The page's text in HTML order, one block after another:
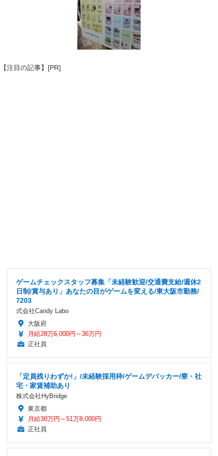
【注目の記事】[PR]
ゲームチェックスタッフ募集「未経験歓迎/交通費支給/週休2
日制/賞与あり」あなたの目がゲームを変える/東大阪市勤務/
7203
式会社Candy Labo
大阪府
月給28万6,000円～36万円
正社員
「定員残りわずか!」/未経験採用枠/ゲームデバッカー/寮・社
宅・家賃補助あり
株式会社HyBridge
東京都
月給30万円～51万8,000円
正社員